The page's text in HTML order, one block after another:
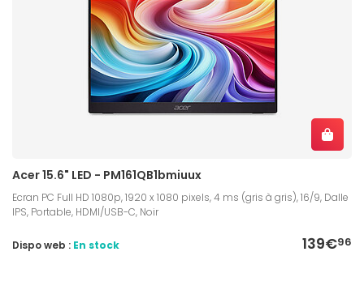
Acer 15.6" LED - PM161QB1bmiuux
Ecran PC Full HD 1080p, 1920 x 1080 pixels, 4 ms (gris à gris), 16/9, Dalle
IPS, Portable, HDMI/USB-C, Noir
139€96
Dispo web : En stock